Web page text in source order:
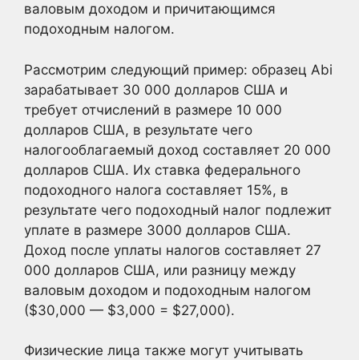
валовым доходом и причитающимся
подоходным налогом.
Рассмотрим следующий пример: образец Abi
зарабатывает 30 000 долларов США и
требует отчислений в размере 10 000
долларов США, в результате чего
налогооблагаемый доход составляет 20 000
долларов США. Их ставка федерального
подоходного налога составляет 15%, в
результате чего подоходный налог подлежит
уплате в размере 3000 долларов США.
Доход после уплаты налогов составляет 27
000 долларов США, или разницу между
валовым доходом и подоходным налогом
($30,000 — $3,000 = $27,000).
Физические лица также могут учитывать